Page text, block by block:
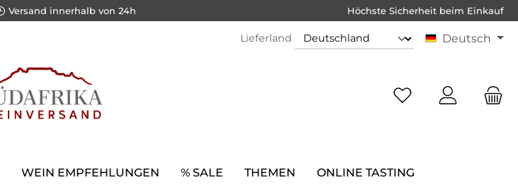
Versand innerhalb von 24h Höchste Sicherheit beim Einkauf
Lieferland Deutsch
WEIN EMPFEHLUNGEN % SALE THEMEN ONLINE TASTING